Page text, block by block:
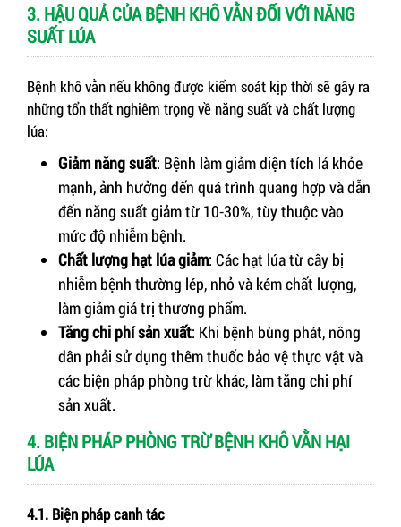
3. HẬU QUẢ CỦA BỆNH KHÔ VẰN ĐỐI VỚI NĂNG
SUẤT LÚA
Bệnh khô vằn nếu không được kiểm soát kịp thời sẽ gây ra
những tổn thất nghiêm trọng về năng suất và chất lượng
lúa:
Giảm năng suất: Bệnh làm giảm diện tích lá khỏe
mạnh, ảnh hưởng đến quá trình quang hợp và dẫn
đến năng suất giảm từ 10-30%, tùy thuộc vào
mức độ nhiễm bệnh.
Chất lượng hạt lúa giảm: Các hạt lúa từ cây bị
nhiễm bệnh thường lép, nhỏ và kém chất lượng,
làm giảm giá trị thương phẩm.
Tăng chi phí sản xuất: Khi bệnh bùng phát, nông
dân phải sử dụng thêm thuốc bảo vệ thực vật và
các biện pháp phòng trừ khác, làm tăng chi phí
sản xuất.
4. BIỆN PHÁP PHÒNG TRỪ BỆNH KHÔ VẰN HẠI
LÚA
4.1. Biện pháp canh tác